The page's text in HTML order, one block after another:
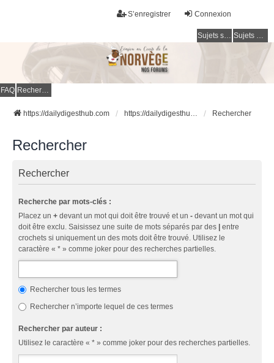
Connexion
S’enregistrer
Sujets sans réponse Sujets actifs
FAQ Rechercher
https://dailydigesthub.com https://dailydigesthub.com Rechercher
Rechercher
Rechercher
Recherche par mots-clés :
Placez un + devant un mot qui doit être trouvé et un - devant un mot qui
doit être exclu. Saisissez une suite de mots séparés par des
entre
crochets si uniquement un des mots doit être trouvé. Utilisez le
caractère « * » comme joker pour des recherches partielles.
Rechercher tous les termes
Rechercher n’importe lequel de ces termes
Rechercher par auteur :
Utilisez le caractère « * » comme joker pour des recherches partielles.